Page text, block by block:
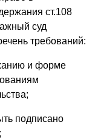
ст.108
суд
требований:
и форме
подписано